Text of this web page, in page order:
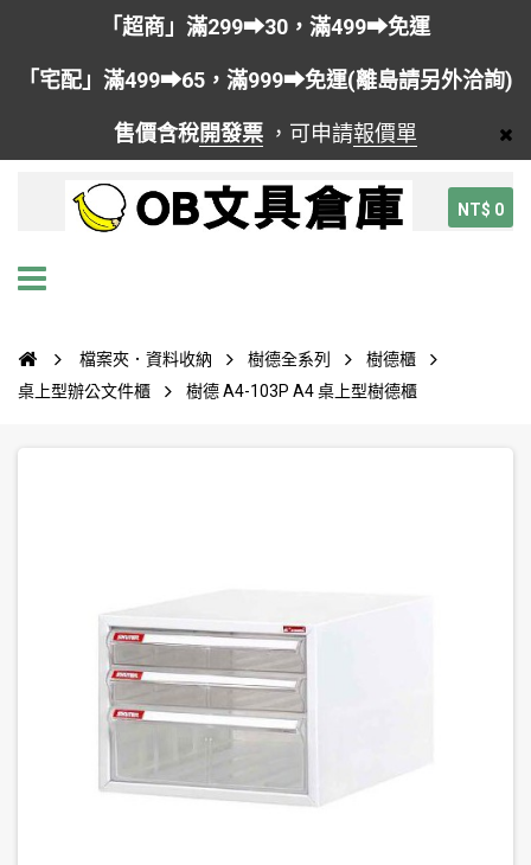
「超商」滿299➡30，滿499➡免運
「宅配」滿499➡65，滿999➡免運(離島請另外洽詢)
售價含稅開發票 ，可申請報價單
NT$ 0
檔案夾．資料收納 樹德全系列
樹德櫃
桌上型辦公文件櫃
樹德 A4-103P A4 桌上型樹德櫃